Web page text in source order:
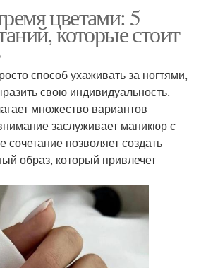
цветами: 5
которые стоит
способ ухаживать за ногтями,
свою индивидуальность.
множество вариантов
заслуживает маникюр с
сочетание позволяет создать
образ, который привлечет